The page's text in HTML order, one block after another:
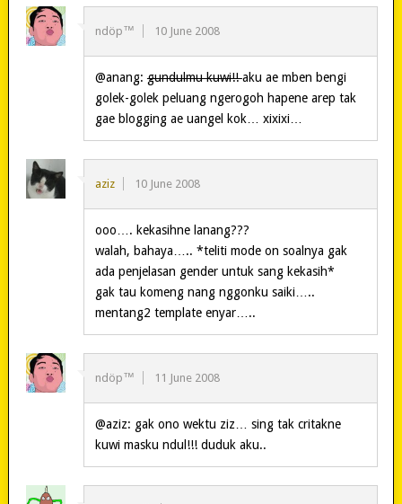
ndöp™ 10 June 2008
@anang: gundulmu kuwi!!aku ae mben bengi
golek-golek peluang ngerogoh hapene arep tak
gae blogging ae uangel kok… xixixi…
aziz 10 June 2008
ooo…. kekasihne lanang???
walah, bahaya….. *teliti mode on soalnya gak
ada penjelasan gender untuk sang kekasih*
gak tau komeng nang nggonku saiki…..
mentang2 template enyar…..
ndöp™ 11 June 2008
@aziz: gak ono wektu ziz… sing tak critakne
kuwi masku ndul!!! duduk aku..